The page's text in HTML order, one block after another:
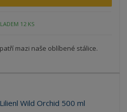
12 KS
mazi naše oblíbené stálice.